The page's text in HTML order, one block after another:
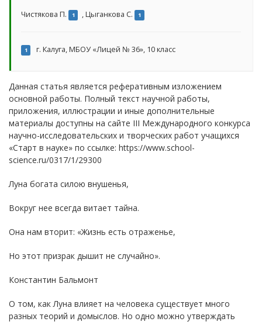
Чистякова П. 1 ,Цыганкова С. 1
1 г. Калуга, МБОУ «Лицей № 36», 10 класс
Данная статья является реферативным изложением
основной работы. Полный текст научной работы,
приложения, иллюстрации и иные дополнительные
материалы доступны на сайте III Международного конкурса
научно-исследовательских и творческих работ учащихся
«Старт в науке» по ссылке: https://www.school-
science.ru/0317/1/29300
Луна богата силою внушенья,
Вокруг нее всегда витает тайна.
Она нам вторит: «Жизнь есть отраженье,
Но этот призрак дышит не случайно».
Константин Бальмонт
О том, как Луна влияет на человека существует много
разных теорий и домыслов. Но одно можно утверждать